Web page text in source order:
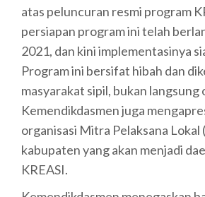
atas peluncuran resmi program
persiapan program ini telah
2021, dan kini implementasinya
Program ini bersifat hibah dan
masyarakat sipil, bukan
Kemendikdasmen juga
organisasi Mitra Pelaksana Lokal
kabupaten yang akan menjadi
KREASI.